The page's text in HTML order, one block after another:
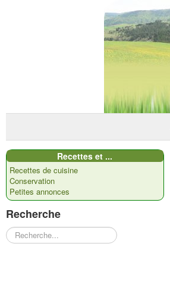
Recettes et ...
Recettes de cuisine
Conservation
Petites annonces
Recherche
Rechercher